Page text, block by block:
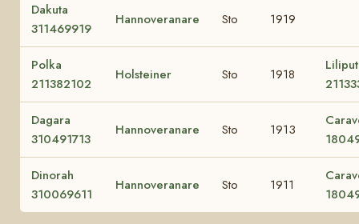
Dakuta
311469919
Hannoveranare Sto 1919
Polka
211382102
Holsteiner Sto 1918
Liliput
Dagara
310491713
Hannoveranare Sto 1913
Dinorah
310069611
Hannoveranare Sto 1911